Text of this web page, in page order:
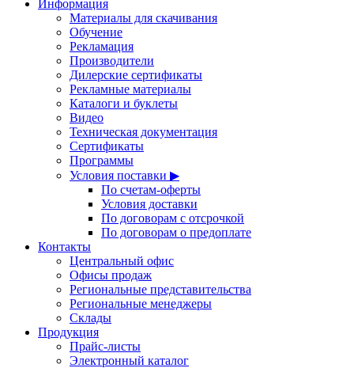
Информация
Материалы для скачивания
Обучение
Рекламация
Производители
Дилерские сертификаты
Рекламные материалы
Каталоги и буклеты
Видео
Техническая документация
Сертификаты
Программы
Условия поставки ▶
По счетам-оферты
Условия доставки
По договорам с отсрочкой
По договорам о предоплате
Контакты
Центральный офис
Офисы продаж
Региональные представительства
Региональные менеджеры
Склады
Продукция
Прайс-листы
Электронный каталог